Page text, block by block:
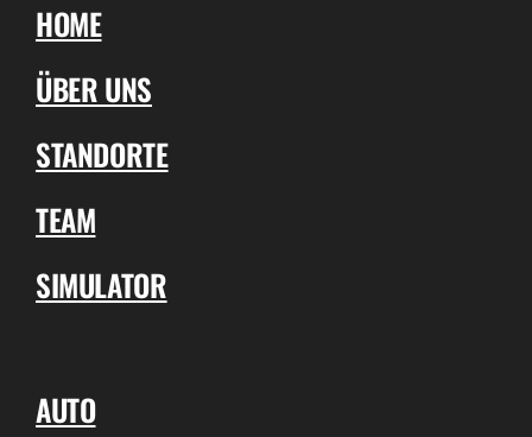
HOME
ÜBER UNS
STANDORTE
TEAM
SIMULATOR
AUTO